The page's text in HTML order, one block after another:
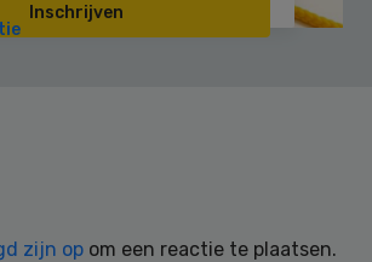
Inschrijven
zijn op om een reactie te plaatsen.